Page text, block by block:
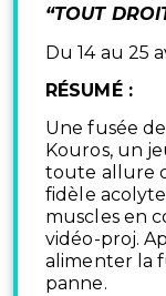
“TOUT
Du 14 au 25
RÉSUMÉ :
Une fusée
Kouros, un
toute allure
fidèle
muscles en
vidéo-proj.
alimenter la
panne.